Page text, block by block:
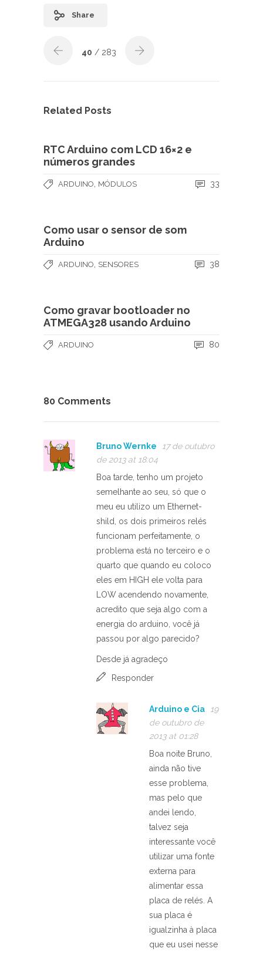
Share
40 / 283
Related Posts
RTC Arduino com LCD 16×2 e
números grandes
ARDUINO MÓDULOS 33
Como usar o sensor de som
Arduino
ARDUINO SENSORES 38
Como gravar bootloader no
ATMEGA328 usando Arduino
ARDUINO 80
80 Comments
Bruno Wernke
17 de outubro
de 2013 at 18:04
Boa tarde, tenho um projeto
semelhante ao seu, só que o
meu eu utilizo um Ethernet-
shild, os dois primeiros relés
funcionam perfeitamente, o
problema está no terceiro e o
quarto que quando eu coloco
eles em HIGH ele volta para
LOW acendendo novamente,
acredito que seja algo com a
energia do arduino, você já
passou por algo parecido?
Desde já agradeço
Responder
Arduino e Cia
19
de outubro de
2013 at 01:28
Boa noite Bruno,
ainda não tive
esse problema,
mas pelo que
andei lendo,
talvez seja
interessante você
utilizar uma fonte
externa para
alimentar essa
placa de relés. A
sua placa é
igualzinha à placa
que eu usei nesse